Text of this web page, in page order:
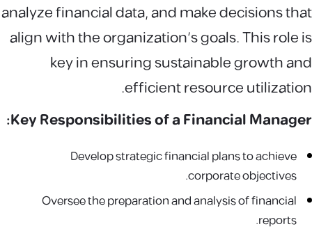
analyze financial data, and make decisions that
align with the organization's goals. This role is
key in ensuring sustainable growth and
efficient resource utilization.
Key Responsibilities of a Financial Manager:
Develop strategic financial plans to achieve
corporate objectives.
Oversee the preparation and analysis of financial
reports.